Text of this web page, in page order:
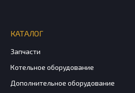
КАТАЛОГ
Запчасти
Котельное оборудование
Дополнительное оборудование